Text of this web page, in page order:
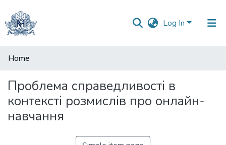
Log In
Communities
Collections
All of DSpace
Home
Проблема справедливості в
контексті розмислів про онлайн-
навчання